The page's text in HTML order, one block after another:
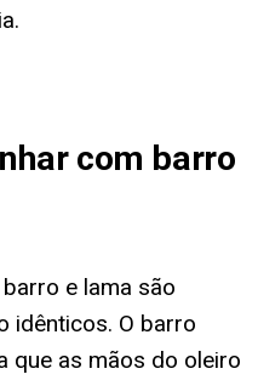
com barro
e lama são
idênticos. O barro
que as mãos do oleiro